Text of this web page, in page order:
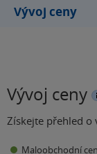
Vývoj ceny
Vývoj ceny
Získejte přehled o
Maloobchodní